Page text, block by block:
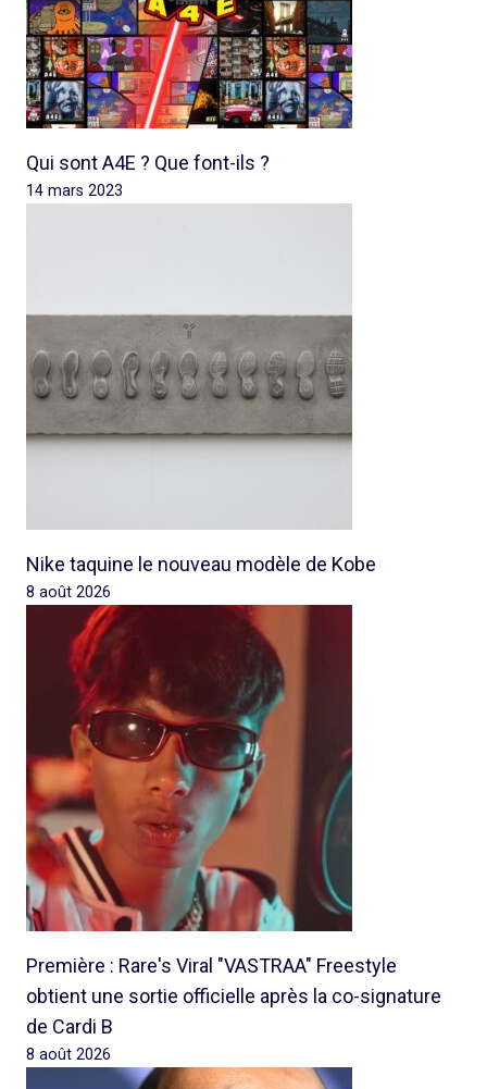
Qui sont A4E ? Que font-ils ?
14 mars 2023
Nike taquine le nouveau modèle de Kobe
8 août 2026
Première : Rare's Viral "VASTRAA" Freestyle
obtient une sortie officielle après la co-signature
de Cardi B
8 août 2026